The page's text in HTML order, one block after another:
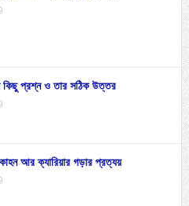
কিছু প্রশ্ন ও তার সঠিক উত্তর
আর ক্যারিয়ার গড়ার প্রত্যয়